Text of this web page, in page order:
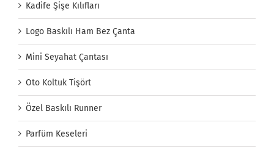
Kadife Şişe Kılıfları
Logo Baskılı Ham Bez Çanta
Mini Seyahat Çantası
Oto Koltuk Tişört
Özel Baskılı Runner
Parfüm Keseleri